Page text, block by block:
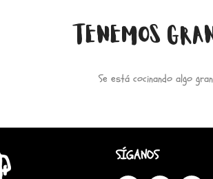
TENEMOS
Se está cocinando algo
SÍGANOS